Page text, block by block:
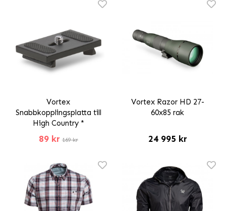
Vortex
Snabbkopplingsplatta till
High Country *
89 kr 169 kr
Vortex Razor HD 27-
60x85 rak
24 995 kr